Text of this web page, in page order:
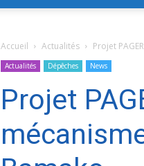
Accueil Actualités Projet
Actualités Dépêches News
Projet